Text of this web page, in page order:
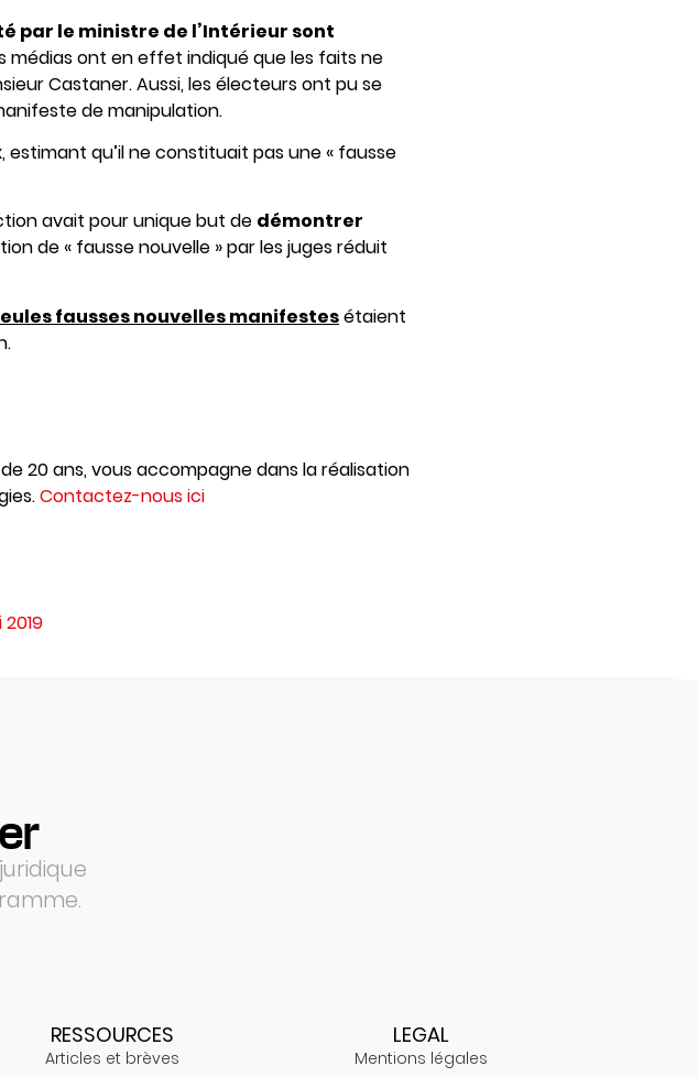
par le ministre de l’Intérieur sont
médias ont en effet indiqué que les faits ne
Castaner. Aussi, les électeurs ont pu se
de manipulation.
qu’il ne constituait pas une « fausse
avait pour unique but de démontrer
de « fausse nouvelle » par les juges réduit
fausses nouvelles manifestesétaient
20 ans, vous accompagne dans la réalisation
Contactez-nous ici
RESSOURCES
Articles et brèves
LEGAL
Mentions légales